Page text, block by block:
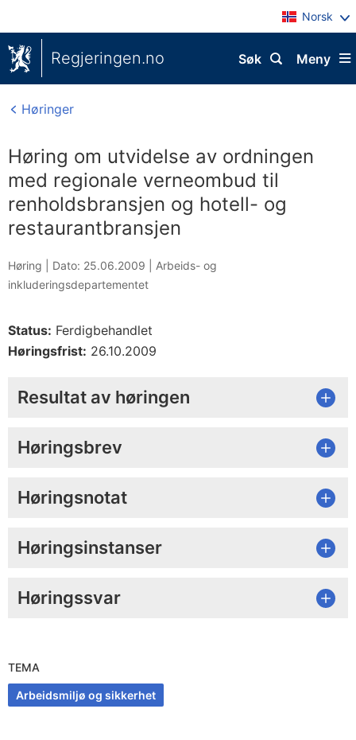
Norsk
Regjeringen.no Meny
Søk
Høringer
Høring om utvidelse av ordningen
med regionale verneombud til
renholdsbransjen og hotell- og
restaurantbransjen
Høring | Dato: 25.06.2009
Arbeids- og
inkluderingsdepartementet
Status: Ferdigbehandlet
Høringsfrist: 26.10.2009
Resultat av høringen
Høringsbrev
Høringsnotat
Høringsinstanser
Høringssvar
TEMA
Arbeidsmiljø og sikkerhet